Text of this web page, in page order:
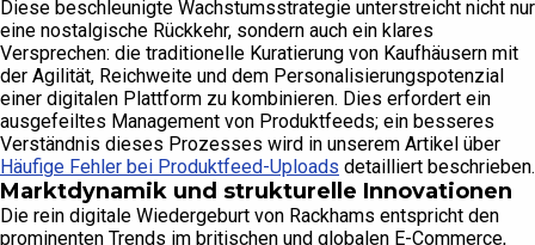
Diese beschleunigte Wachstumsstrategie unterstreicht nicht nur
eine nostalgische Rückkehr, sondern auch ein klares
Versprechen: die traditionelle Kuratierung von Kaufhäusern mit
der Agilität, Reichweite und dem Personalisierungspotenzial
einer digitalen Plattform zu kombinieren. Dies erfordert ein
ausgefeiltes Management von Produktfeeds; ein besseres
Verständnis dieses Prozesses wird in unserem Artikel über
Häufige Fehler bei Produktfeed-Uploads detailliert beschrieben.
Marktdynamik und strukturelle Innovationen
Die rein digitale Wiedergeburt von Rackhams entspricht den
prominenten Trends im britischen und globalen E-Commerce,